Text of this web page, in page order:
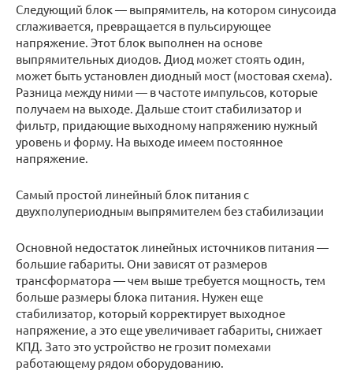
Следующий блок — выпрямитель, на котором синусоида
сглаживается, превращается в пульсирующее
напряжение. Этот блок выполнен на основе
выпрямительных диодов. Диод может стоять один,
может быть установлен диодный мост (мостовая схема).
Разница между ними — в частоте импульсов, которые
получаем на выходе. Дальше стоит стабилизатор и
фильтр, придающие выходному напряжению нужный
уровень и форму. На выходе имеем постоянное
напряжение.
Самый простой линейный блок питания с
двухполупериодным выпрямителем без стабилизации
Основной недостаток линейных источников питания —
большие габариты. Они зависят от размеров
трансформатора — чем выше требуется мощность, тем
больше размеры блока питания. Нужен еще
стабилизатор, который корректирует выходное
напряжение, а это еще увеличивает габариты, снижает
КПД. Зато это устройство не грозит помехами
работающему рядом оборудованию.